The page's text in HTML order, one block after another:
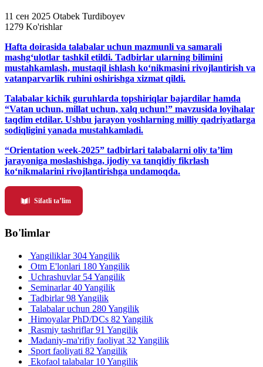
11 сен 2025 Otabek Turdiboyev
1279 Ko'rishlar
Hafta doirasida talabalar uchun mazmunli va samarali
mashg‘ulotlar tashkil etildi. Tadbirlar ularning bilimini
mustahkamlash, mustaqil ishlash ko‘nikmasini rivojlantirish va
vatanparvarlik ruhini oshirishga xizmat qildi.
Talabalar kichik guruhlarda topshiriqlar bajardilar hamda
“Vatan uchun, millat uchun, xalq uchun!” mavzusida loyihalar
taqdim etdilar. Ushbu jarayon yoshlarning milliy qadriyatlarga
sodiqligini yanada mustahkamladi.
“Orientation week-2025” tadbirlari talabalarni oliy ta’lim
jarayoniga moslashishga, ijodiy va tanqidiy fikrlash
ko‘nikmalarini rivojlantirishga undamoqda.
Sifatli ta’lim
Bo'limlar
Yangiliklar304 Yangilik
Otm E'lonlari 180 Yangilik
Uchrashuvlar 54 Yangilik
Seminarlar40 Yangilik
Tadbirlar98 Yangilik
Talabalar uchun 280 Yangilik
Himoyalar PhD/DCs 82 Yangilik
Rasmiy tashriflar91 Yangilik
Madaniy-ma'rifiy faoliyat 32 Yangilik
Sport faoliyati 82 Yangilik
Ekofaol talabalar 10 Yangilik